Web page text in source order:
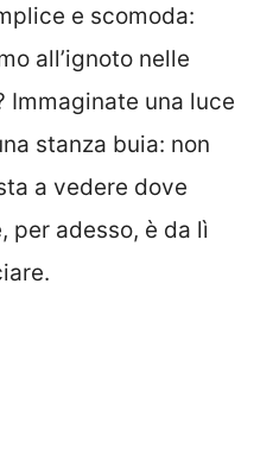
e scomoda:
all’ignoto nelle
Immaginate una luce
stanza buia: non
a vedere dove
per adesso, è da lì